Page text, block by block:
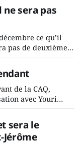
sera pas
ce qu’il
pas de deuxième
Bourcier en a
de la ville,
souper
de la CAQ,
avec Youri
Y songeait-il
dans 2
les
sera le
Jérôme